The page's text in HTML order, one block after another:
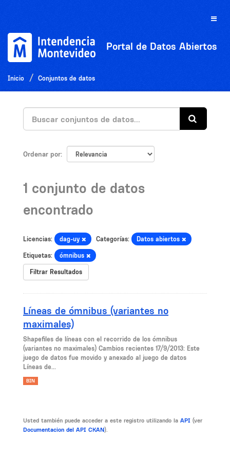
Toggle
Portal de Datos Abiertos
Inicio Conjuntos de datos
Ordenar por
1 conjunto de datos
encontrado
Licencias: dag-uy Categorías: Datos abiertos
Etiquetas: ómnibus
Filtrar Resultados
Líneas de ómnibus (variantes no
maximales)
Shapefiles de líneas con el recorrido de los ómnibus
(variantes no maximales) Cambios recientes 17/9/2013: Este
juego de datos fue movido y anexado al juego de datos
Líneas de...
BIN
Usted también puede acceder a este registro utilizando la API (ver
Documentacion del API CKAN).